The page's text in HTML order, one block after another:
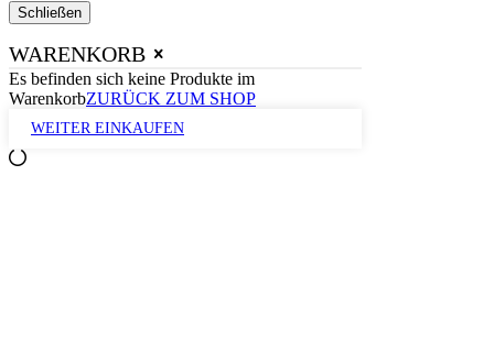
Schließen
WARENKORB
Es befinden sich keine Produkte im
WarenkorbZURÜCK ZUM SHOP
WEITER EINKAUFEN